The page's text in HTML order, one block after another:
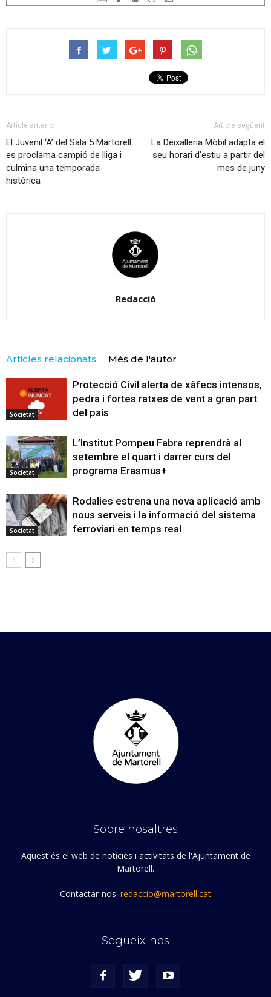
Article anterior
El Juvenil ‘A’ del Sala 5 Martorell
es proclama campió de lliga i
culmina una temporada
històrica
Article següent
La Deixalleria Mòbil adapta el
seu horari d’estiu a partir del
mes de juny
Redacció
Articles relacionats Més de l'autor
Societat
Protecció Civil alerta de xàfecs intensos,
pedra i fortes ratxes de vent a gran part
del país
Societat
L’Institut Pompeu Fabra reprendrà al
setembre el quart i darrer curs del
programa Erasmus+
Societat
Rodalies estrena una nova aplicació amb
nous serveis i la informació del sistema
ferroviari en temps real
Sobre nosaltres
Aquest és el web de notícies i activitats de l'Ajuntament de
Martorell.
Contactar-nos: redaccio@martorell.cat
Segueix-nos